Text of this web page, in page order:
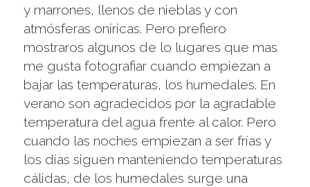
y marrones, llenos de nieblas y con
atmósferas oníricas. Pero prefiero
mostraros algunos de lo lugares que mas
me gusta fotografiar cuando empiezan a
bajar las temperaturas, los humedales. En
verano son agradecidos por la agradable
temperatura del agua frente al calor. Pero
cuando las noches empiezan a ser frías y
los días siguen manteniendo temperaturas
cálidas, de los humedales surge una